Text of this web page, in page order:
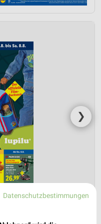
❯
Datenschutzbestimmungen